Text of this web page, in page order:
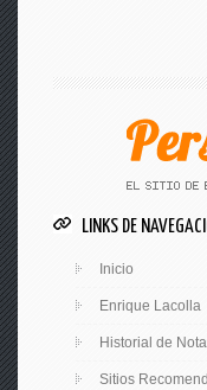
LINKS DE
Inicio
Enrique Lacolla
Historial de
Sitios